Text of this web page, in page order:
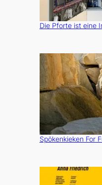
Die Pforte ist eine
Spökenkieken For